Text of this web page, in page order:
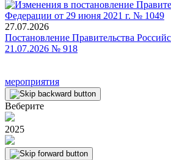
27.07.2026
Постановление Правительства
21.07.2026 № 918
мероприятия
Веберите
2025